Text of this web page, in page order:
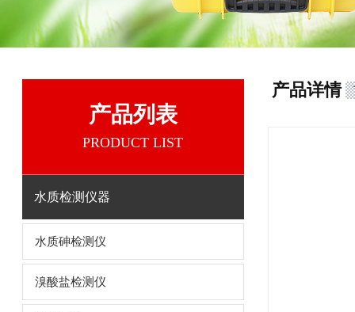
产品列表
PRODUCT LIST
水质检测仪器
水质砷检测仪
溴酸盐检测仪
产品详情